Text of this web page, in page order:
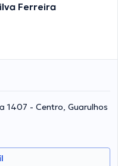
Ferreira
1407 - Centro, Guarulhos